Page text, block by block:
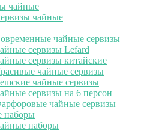
чайные
чайные
чайные сервизы
сервизы Lefard
сервизы китайские
чайные сервизы
чайные сервизы
сервизы на 6 персон
чайные сервизы
наборы
наборы